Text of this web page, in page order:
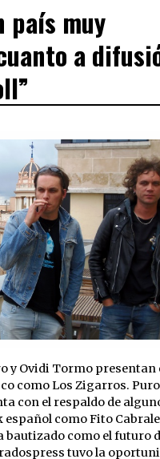
país muy
a
y Ovidi Tormo presentan
como Los Zigarros. Puro
con el respaldo de
español como Fito
bautizado como el futuro
tuvo la